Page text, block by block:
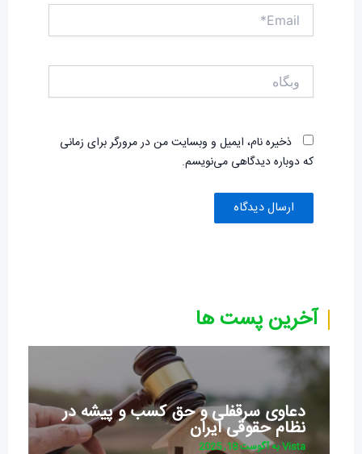
Email*
وبگاه
ذخیره نام، ایمیل و وبسایت من در مرورگر برای زمانی
که دوباره دیدگاهی می‌نویسم.
آخرین پست ها
معیارهای انتخاب وکیل ملکی در تهران
در سال [1404]
Vistaبه آگوست 20, 2025